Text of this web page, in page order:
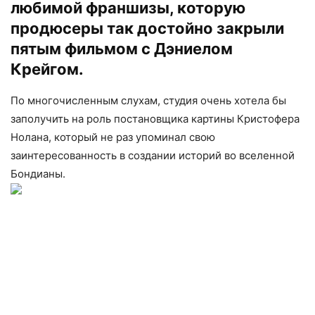
любимой франшизы, которую
продюсеры так достойно закрыли
пятым фильмом с Дэниелом
Крейгом.
По многочисленным слухам, студия очень хотела бы
заполучить на роль постановщика картины Кристофера
Нолана, который не раз упоминал свою
заинтересованность в создании историй во вселенной
Бондианы.